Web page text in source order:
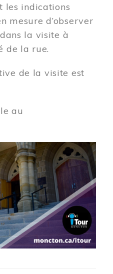
les indications
mesure d’observer
la visite à
de la rue.
de la visite est
au